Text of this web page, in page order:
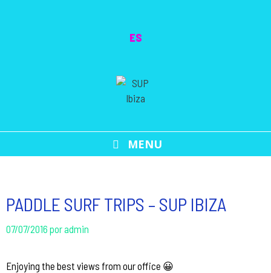
ES
MENU
PADDLE SURF TRIPS – SUP IBIZA
07/07/2016 poradmin
Enjoying the best views from our office 😀